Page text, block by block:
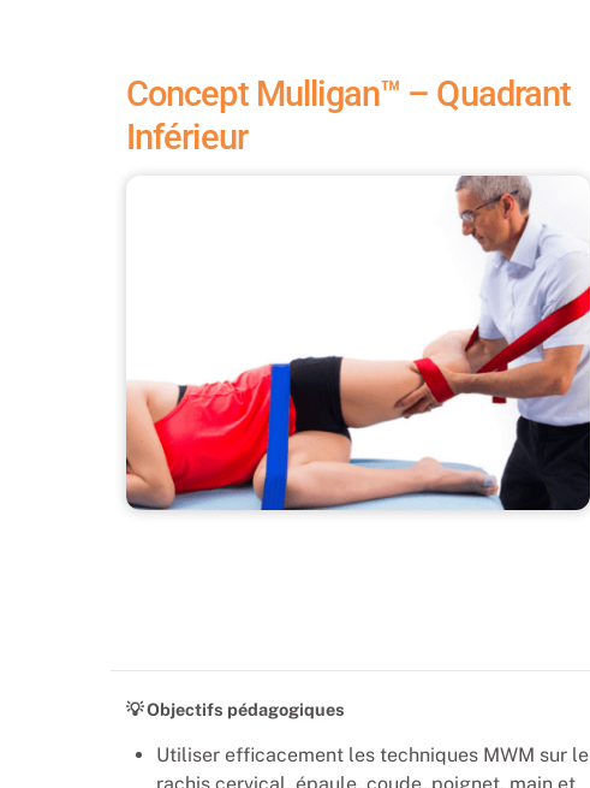
Concept Mulligan™ – Quadrant
Inférieur
💡 Objectifs pédagogiques
Utiliser efficacement les techniques MWM sur le